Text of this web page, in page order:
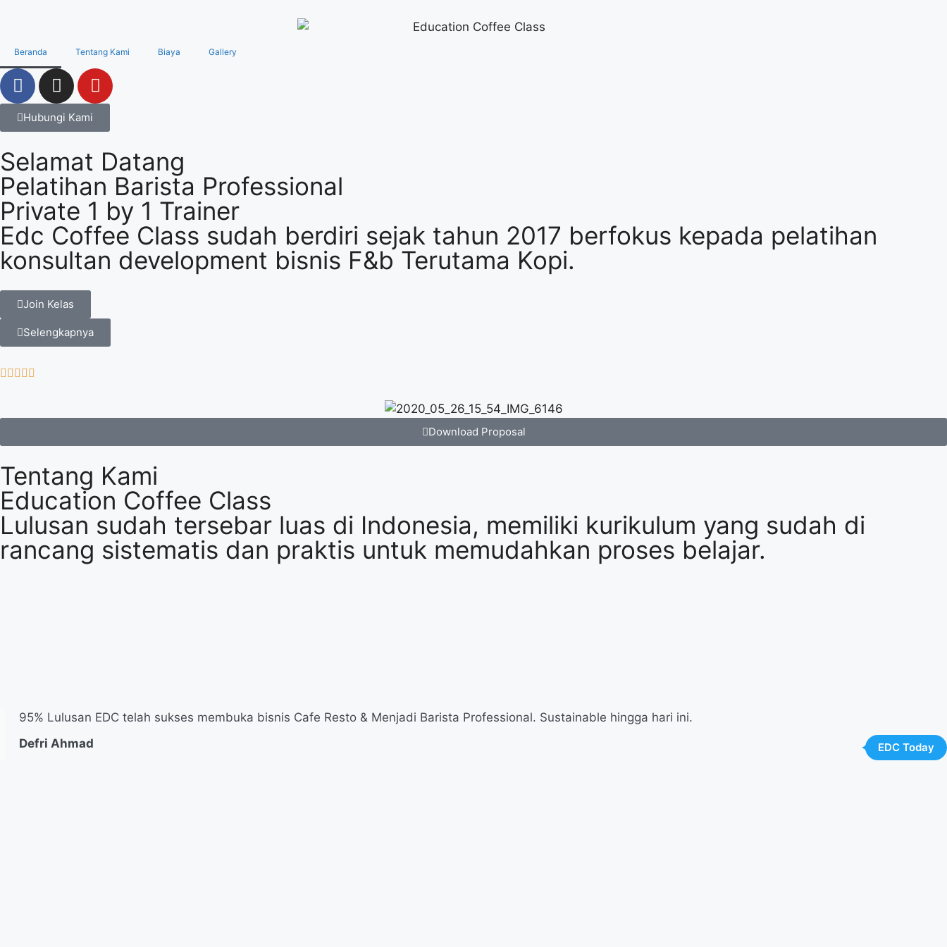
Beranda Tentang Kami Biaya Gallery
Hubungi Kami
Selamat Datang
Pelatihan Barista Professional
Private 1 by 1 Trainer
Edc Coffee Class sudah berdiri sejak tahun 2017 berfokus kepada pelatihan
konsultan development bisnis F&b Terutama Kopi.
Join Kelas
Selengkapnya
Download Proposal
Tentang Kami
Education Coffee Class
Lulusan sudah tersebar luas di Indonesia, memiliki kurikulum yang sudah di
rancang sistematis dan praktis untuk memudahkan proses belajar.
95% Lulusan EDC telah sukses membuka bisnis Cafe Resto & Menjadi Barista Professional. Sustainable hingga hari ini.
Defri Ahmad
EDC Today